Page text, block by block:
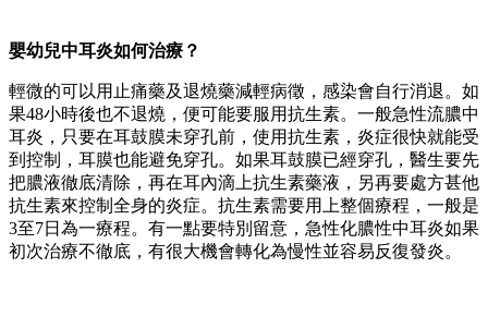
嬰幼兒中耳炎如何治療？
輕微的可以用止痛藥及退燒藥減輕病徵，感染會自行消退。如
果48小時後也不退燒，便可能要服用抗生素。一般急性流膿中
耳炎，只要在耳鼓膜未穿孔前，使用抗生素，炎症很快就能受
到控制，耳膜也能避免穿孔。如果耳鼓膜已經穿孔，醫生要先
把膿液徹底清除，再在耳內滴上抗生素藥液，另再要處方甚他
抗生素來控制全身的炎症。抗生素需要用上整個療程，一般是
3至7日為一療程。有一點要特別留意，急性化膿性中耳炎如果
初次治療不徹底，有很大機會轉化為慢性並容易反復發炎。